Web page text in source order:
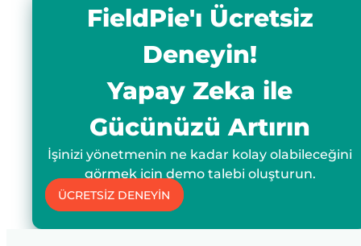
FieldPie'ı Ücretsiz
Deneyin!
Yapay Zeka ile
Gücünüzü Artırın
İşinizi yönetmenin ne kadar kolay olabileceğini
görmek için demo talebi oluşturun.
ÜCRETSİZ DENEYİN